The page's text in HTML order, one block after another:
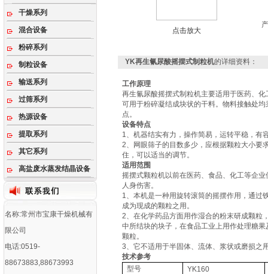
干燥系列
混合设备
粉碎系列
制粒设备
输送系列
过筛系列
热源设备
提取系列
其它系列
高盐废水蒸发结晶设备
名称:常州市宝康干燥机械有
限公司
电话:0519-
88673883,88673993
点击放大
YK再生氰尿酸摇摆式制粒机的详细资料：
工作原理
再生氰尿酸摇摆式制粒机主要适用于医药、
可用于粉碎凝结成块状的干料。物料接触处
点。
设备特点
1、机器结实有力，操作简易，运转平稳，有
2、网眼筛子的目数多少，应根据颗粒大小要
住，可以适当的调节。
适用范围
摇摆式颗粒机以前在医药、食品、化工等企
人身伤害。
1、本机是一种用旋转滚筒的摇摆作用，通过
成为现成的颗粒之用。
2、在化学药品方面用作湿合的粉末研成颗粒
中所结块的块子，在食品工业上用作处理糖
颗粒。
3、它不适用于半固体、流体、浆状或磨损之
技术参考
型号
YK160